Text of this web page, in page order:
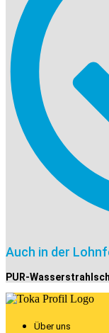
Auch in der
PUR-
Über uns